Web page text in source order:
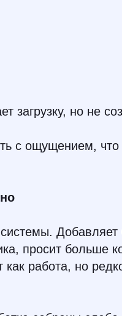
загрузку, но не
с ощущением,
Добавляет
просит больше
как работа, но